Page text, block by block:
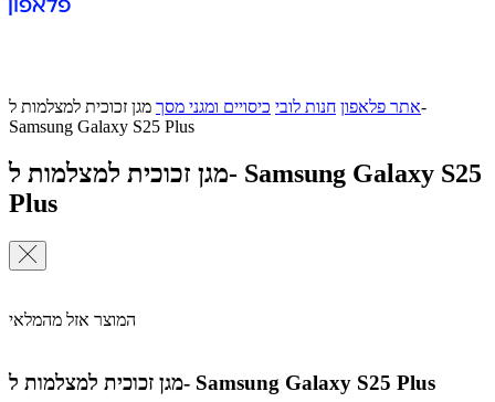
אתר פלאפון חנות לובי כיסויים ומגני מסך מגן זכוכית למצלמות ל-
Samsung Galaxy S25 Plus
מגן זכוכית למצלמות ל- Samsung Galaxy S25
Plus
המוצר אזל מהמלאי
מגן זכוכית למצלמות ל- Samsung Galaxy S25 Plus